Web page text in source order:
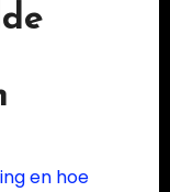
en hoe